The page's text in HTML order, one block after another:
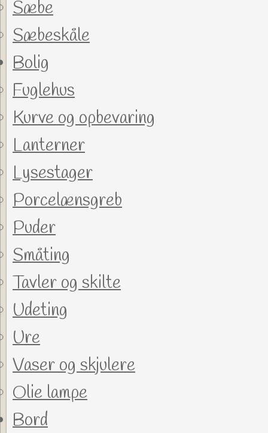
Sæbe
Sæbeskåle
Bolig
Fuglehus
Kurve og opbevaring
Lanterner
Lysestager
Porcelænsgreb
Puder
Småting
Tavler og skilte
Udeting
Ure
Vaser og skjulere
Olie lampe
Bord